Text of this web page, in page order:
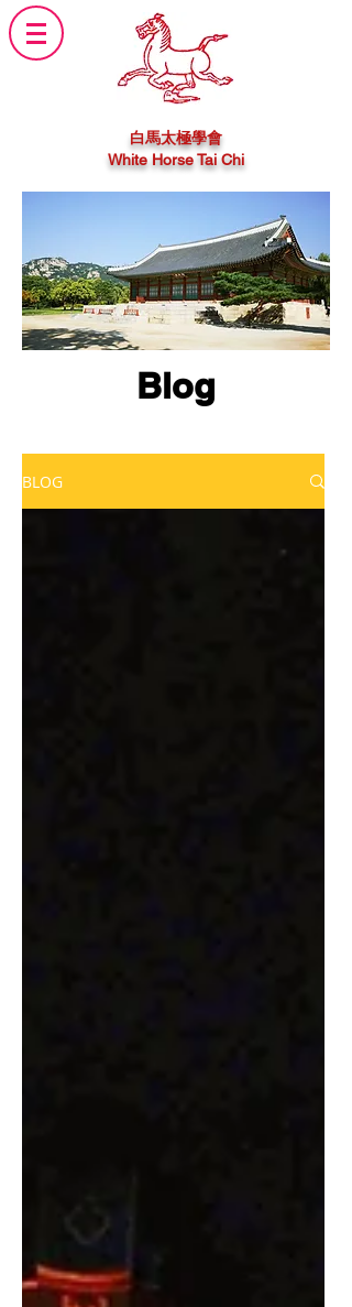
白馬太極學會
White Horse Tai Chi
Blog
BLOG